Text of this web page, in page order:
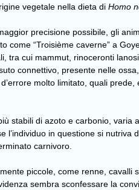
vegetale nella dieta di Homo
precisione possibile, gli
“Troisième caverne” a
tra cui mammut, rinoceronti
connettivo, presente nelle
molto limitato, quali
stabili di azoto e carbonio, varia
in questione si nutriva
carnivoro.
piccole, come renne, cavalli
sembra sconfessare la